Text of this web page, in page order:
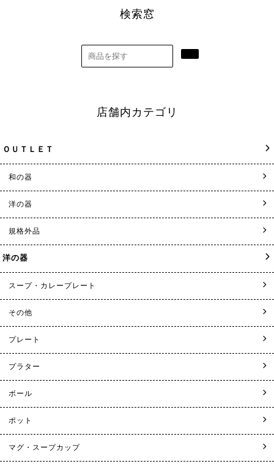
検索窓
店舗内カテゴリ
ＯＵＴＬＥＴ
和の器
洋の器
規格外品
洋の器
スープ・カレープレート
その他
プレート
プラター
ボール
ポット
マグ・スープカップ